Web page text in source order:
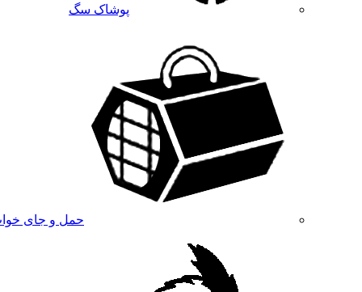
پوشاک سگ
حمل و جای